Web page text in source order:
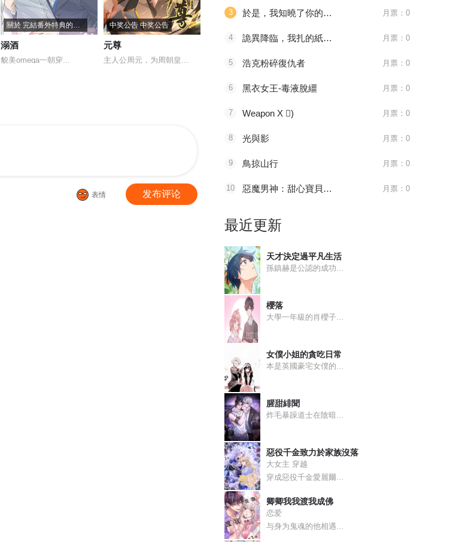
關於 完結番外特典的通知
溺酒
貌美omega一朝穿...
中奖公告 中奖公告
元尊
主人公周元，为周朝皇... 八百年前，谢怜是金枝...
全职法师
主角莫凡继承了一个神...
表情 发布评论
3 於是，我知曉了你的季節 月票：0
4 詭異降臨，我扎的紙人女僕成真了 月票：0
5 浩克粉碎復仇者 月票：0
6 黑衣女王-毒液脫繮 月票：0
7 Weapon X 񢉒) 月票：0
8 光與影 月票：0
9 鳥掠山行 月票：0
10 惡魔男神：甜心寶貝快投降 月票：0
最近更新
天才決定過平凡生活
孫鎮赫是公認的成功...
櫻落
大學一年級的肖櫻子...
女僕小姐的貪吃日常
本是英國豪宅女僕的...
腥甜緋聞
炸毛暴躁道士在陰暗...
惡役千金致力於家族沒落
大女主 穿越
穿成惡役千金愛麗爾...
卿卿我我渡我成佛
恋爱
与身为鬼魂的他相遇...